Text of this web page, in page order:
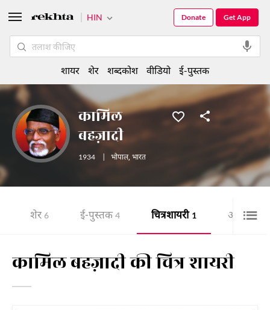
कामिल
बहज़ादी
1934 भोपाल, भारत
शेर 6 ई-पुस्तक 4 चित्र शायरी 1 ऑडियो
कामिल बहज़ादी की चित्र शायरी
HIN Get App
Donate
शायर शेर शब्दकोश वीडियो ई-पुस्तक